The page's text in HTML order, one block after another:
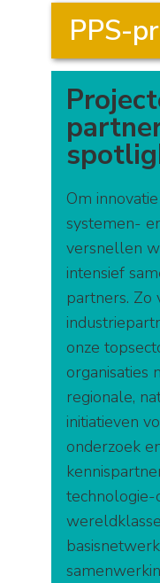
PPS-
Om
systemen-
versnellen
intensief
partners. Zo
onze
organisaties
regionale,
initiatieven
onderzoek
technologie-